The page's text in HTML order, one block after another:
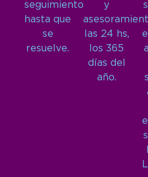
seguimiento
hasta que
se
resuelve.
y
las 24 hs,
los 365
días del
año.